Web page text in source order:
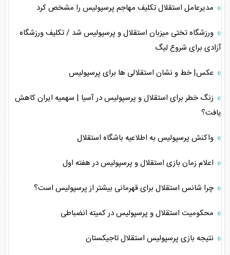
مدیرعامل استقلال تکلیف مهاجم پرسپولیس را مشخص کرد
ورزشگاه تختی میزبان استقلال و پرسپولیس شد / تکلیف ورزشگاه
آزادی برای شروع لیگ
عکس| خط و نشان استقلالى ها براى پرسپوليس
زنگ خطر برای استقلال و پرسپولیس در آسیا | سهمیه ایران کاهش
یافت؟
واکنش پرسپولیس به اطلاعیه باشگاه استقلال
اعلام زمان بازی استقلال و پرسپولیس در هفته اول
چرا شانس استقلال برای قهرمانی بیشتر از پرسپولیس است؟
محکومیت استقلال و پرسپولیس در کمیته انضباطی
نتیجه بازی پرسپولیس استقلال تاجیکستان